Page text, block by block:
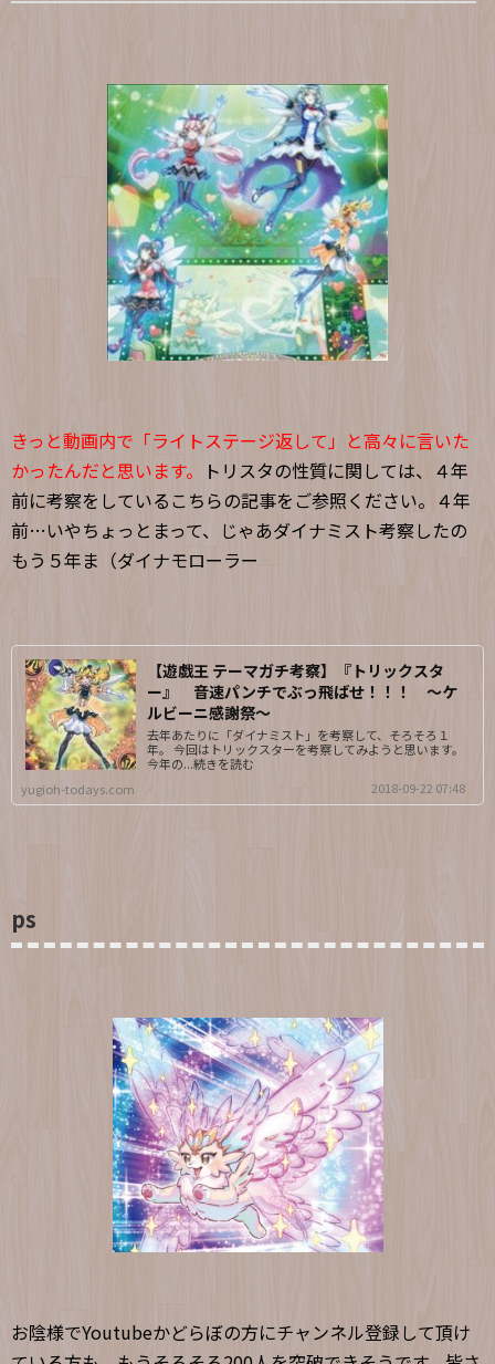
きっと動画内で「ライトステージ返して」と高々に言いた
かったんだと思います。
トリスタの性質に関しては、４年
前に考察をしているこちらの記事をご参照ください。４年
前…いやちょっとまって、じゃあダイナミスト考察したの
もう５年ま（ダイナモローラー
【遊戯王 テーマガチ考察】『トリックスタ
ー』 音速パンチでぶっ飛ばせ！！！ ～ケ
ルビーニ感謝祭～
去年あたりに「ダイナミスト」を考察して、そろそろ１
年。 今回はトリックスターを考察してみようと思います。
今年の...続きを読む
yugioh-todays.com
2018-09-22 07:48
ps
お陰様でYoutubeかどらぼの方にチャンネル登録して頂け